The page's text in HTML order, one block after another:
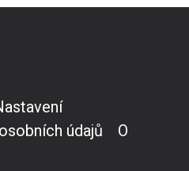
údajů
O